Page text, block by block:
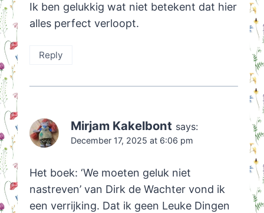
Ik ben gelukkig wat niet betekent dat hier
alles perfect verloopt.
Reply
Mirjam Kakelbont says:
December 17, 2025 at 6:06 pm
Het boek: ‘We moeten geluk niet
nastreven’ van Dirk de Wachter vond ik
een verrijking. Dat ik geen Leuke Dingen